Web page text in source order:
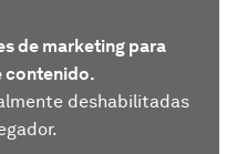
de marketing para
contenido.
deshabilitadas